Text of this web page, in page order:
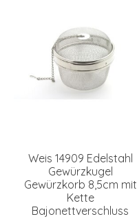
Weis 14909 Edelstahl
Gewürzkugel
Gewürzkorb 8,5cm mit
Kette
Bajonettverschluss